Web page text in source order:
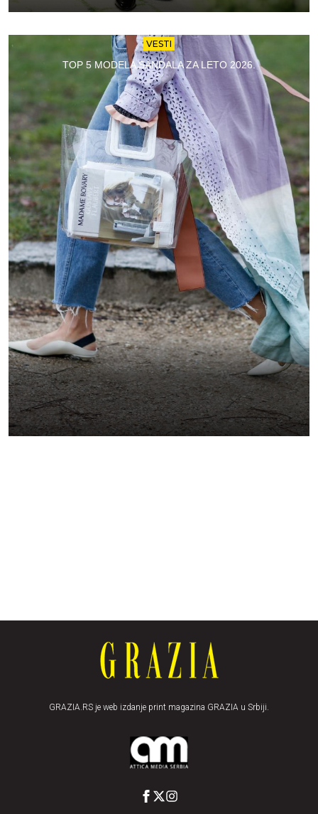
VESTI
TOP 5 MODELA SANDALA ZA LETO 2026.
GRAZIA.RS je web izdanje print magazina GRAZIA u Srbiji.